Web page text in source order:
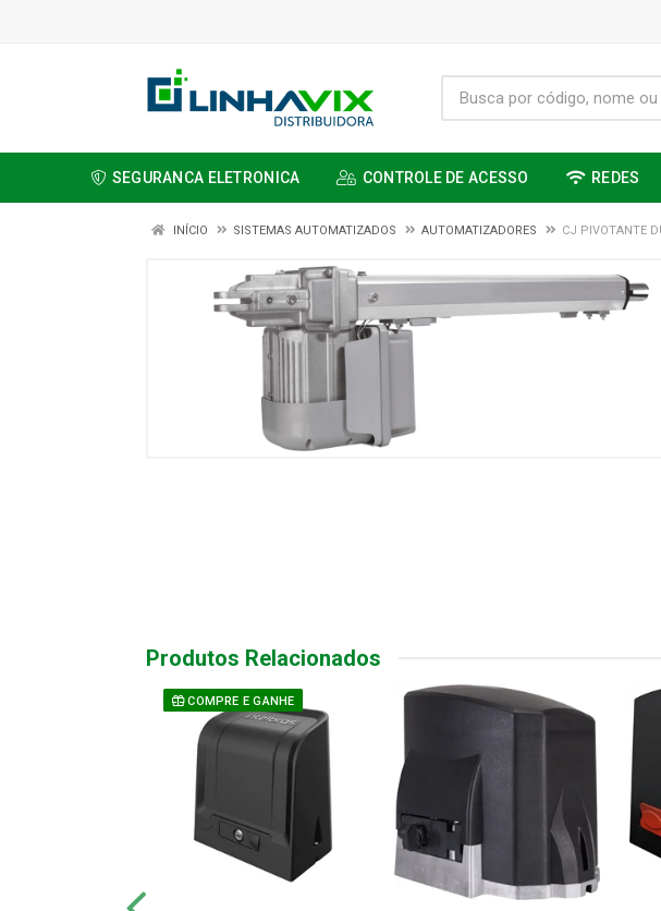
SEGURANCA ELETRONICA CONTROLE DE ACESSO REDES
INÍCIO SISTEMAS AUTOMATIZADOS AUTOMATIZADORES CJ PIVOTANTE
Produtos Relacionados
COMPRE E GANHE